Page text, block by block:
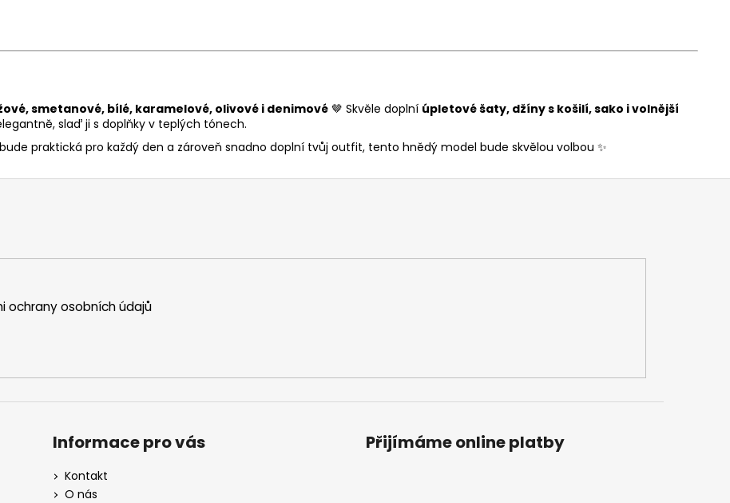
smetanové, bílé, karamelové, olivové i denimové 🤎 Skvěle doplní úpletové šaty, džíny s košilí, sako i volnější
slaď ji s doplňky v teplých tónech.
praktická pro každý den a zároveň snadno doplní tvůj outfit, tento hnědý model bude skvělou volbou ✨
ochrany osobních údajů
Informace pro vás
Kontakt
O nás
Přijímáme online platby